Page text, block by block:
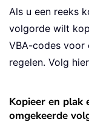
Als u een reeks
volgorde wilt
VBA-codes voor
regelen. Volg
Kopieer en plak
omgekeerde